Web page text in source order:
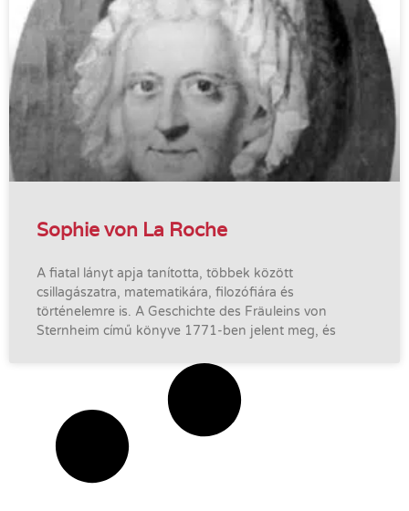
Sophie von La Roche
A fiatal lányt apja tanította, többek között
csillagászatra, matematikára, filozófiára és
történelemre is. A Geschichte des Fräuleins von
Sternheim című könyve 1771-ben jelent meg, és